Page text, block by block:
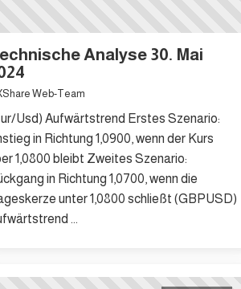
Analyse 30. Mai
Web-Team
Usd) Aufwärtstrend Erstes Szenario:
in Richtung 1,0900, wenn der Kurs
1,0800 bleibt Zweites Szenario:
in Richtung 1,0700, wenn die
unter 1,0800 schließt (GBPUSD)
...